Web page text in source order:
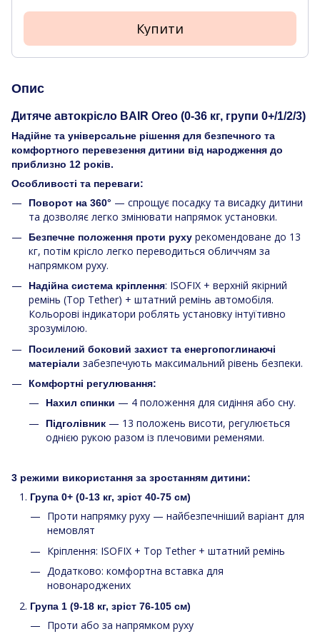
Купити
Опис
Дитяче автокрісло BAIR Oreo (0-36 кг, групи 0+/1/2/3)
Надійне та універсальне рішення для безпечного та
комфортного перевезення дитини від народження до
приблизно 12 років.
Особливості та переваги:
Поворот на 360° — спрощує посадку та висадку дитини
та дозволяє легко змінювати напрямок установки.
Безпечне положення проти руху рекомендоване до 13
кг, потім крісло легко переводиться обличчям за
напрямком руху.
Надійна система кріплення: ISOFIX + верхній якірний
ремінь (Top Tether) + штатний ремінь автомобіля.
Кольорові індикатори роблять установку інтуїтивно
зрозумілою.
Посилений боковий захист та енергопоглинаючі
матеріали забезпечують максимальний рівень безпеки.
Комфортні регулювання:
Нахил спинки — 4 положення для сидіння або сну.
Підголівник — 13 положень висоти, регулюється
однією рукою разом із плечовими ременями.
3 режими використання за зростанням дитини:
Група 0+ (0-13 кг, зріст 40-75 см)
Проти напрямку руху — найбезпечніший варіант для
немовлят
Кріплення: ISOFIX + Top Tether + штатний ремінь
Додатково: комфортна вставка для
новонароджених
Група 1 (9-18 кг, зріст 76-105 см)
Проти або за напрямком руху